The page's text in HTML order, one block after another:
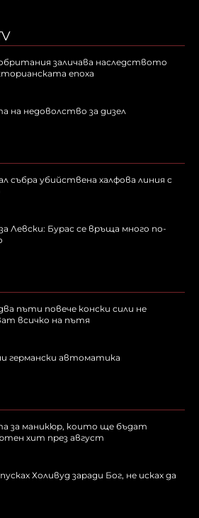
заличава наследството
епоха
на недоволство за дизел
събра убийствена халфова линия с
Левски: Бурас се връща много по-
пъти повече конски сили не
всичко на пътя
германски автоматика
за маникюр, които ще бъдат
хит през август
Холивуд заради Бог, не исках да